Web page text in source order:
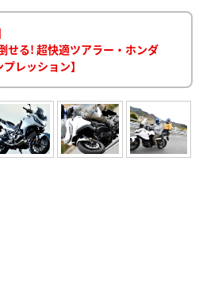
せる! 超快適ツアラー・ホンダ
レッション】